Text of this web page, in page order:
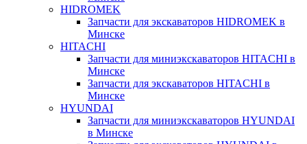
HIDROMEK
Запчасти для экскаваторов HIDROMEK в
Минске
HITACHI
Запчасти для миниэкскаваторов HITACHI в
Минске
Запчасти для экскаваторов HITACHI в
Минске
HYUNDAI
Запчасти для миниэкскаваторов HYUNDAI
в Минске